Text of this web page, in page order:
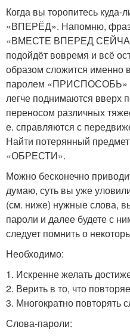
Когда вы торопитесь куда-
«ВПЕРЁД». Напомню, фраза
«ВМЕСТЕ ВПЕРЕД
подойдёт вовремя и всё
образом сложится именно
паролем «ПРИСПОСОБЬ»
легче поднимаются вверх
переносом различных
е. справляются с
Найти потерянный
«ОБРЕСТИ».
Можно бесконечно
думаю, суть вы уже
(см. ниже) нужные слова,
пароли и далее будете с
следует помнить о
Необходимо:
1. Искренне желать
2. Верить в то, что
3. Многократно повторять
Слова-пароли: